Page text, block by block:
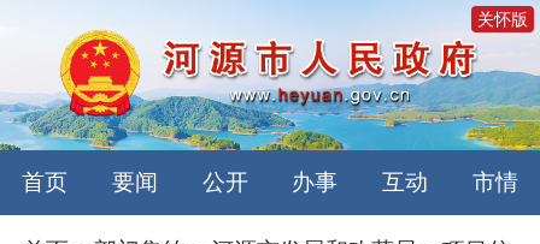
关怀版
首页 要闻 公开 办事 互动 市情